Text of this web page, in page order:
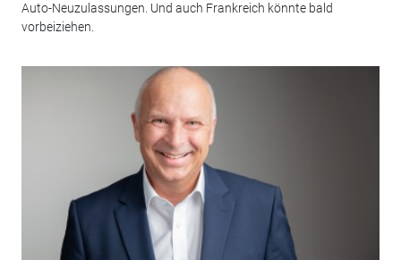
Auto-Neuzulassungen. Und auch Frankreich könnte bald
vorbeiziehen.